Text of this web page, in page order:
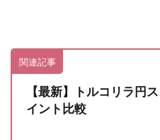
関連記事
【最新】トルコリラ円
イント比較